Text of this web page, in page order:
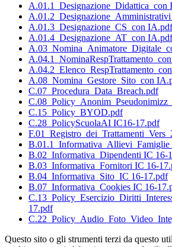
A.01.1_Designazione_Didattica_con
A.01.3_Designazione_CS_con IA.pdf
A.01.4_Designazione_AT_con IA.pdf
A.08_Nomina_Gestore_Sito_con
C.07_Procedura_Data_Breach.pdf
C.15_Policy_BYOD.pdf
C.28_PolicyScuolaAI IC16-17.pdf
B.02_Informativa_Dipendenti IC 16-
B.03_Informativa_Fornitori IC 16-
B.04_Informativa_Sito_IC 16-17.pdf
B.07_Informativa_Cookies IC 16-
17.pdf
Questo sito o gli strumenti terzi da questo